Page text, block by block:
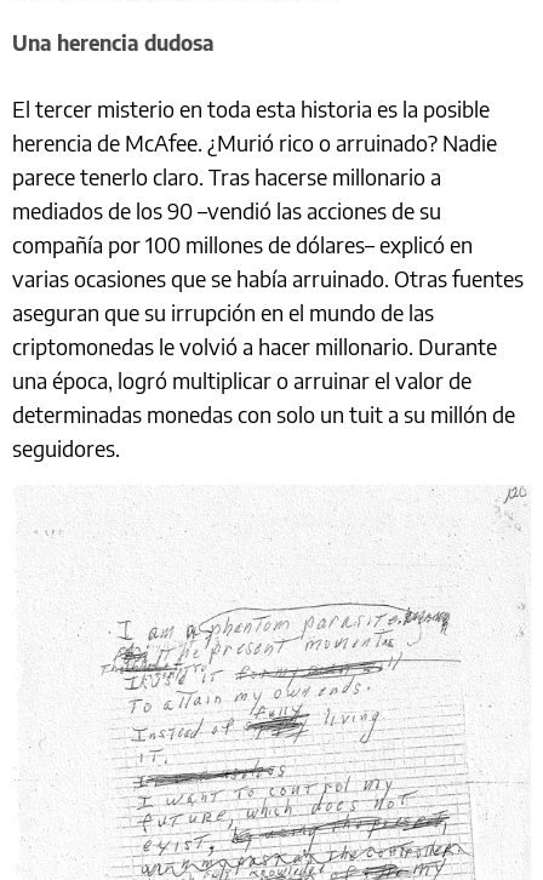
Una herencia dudosa
El tercer misterio en toda esta historia es la posible
herencia de McAfee. ¿Murió rico o arruinado? Nadie
parece tenerlo claro. Tras hacerse millonario a
mediados de los 90 –vendió las acciones de su
compañía por 100 millones de dólares– explicó en
varias ocasiones que se había arruinado. Otras fuentes
aseguran que su irrupción en el mundo de las
criptomonedas le volvió a hacer millonario. Durante
una época, logró multiplicar o arruinar el valor de
determinadas monedas con solo un tuit a su millón de
seguidores.